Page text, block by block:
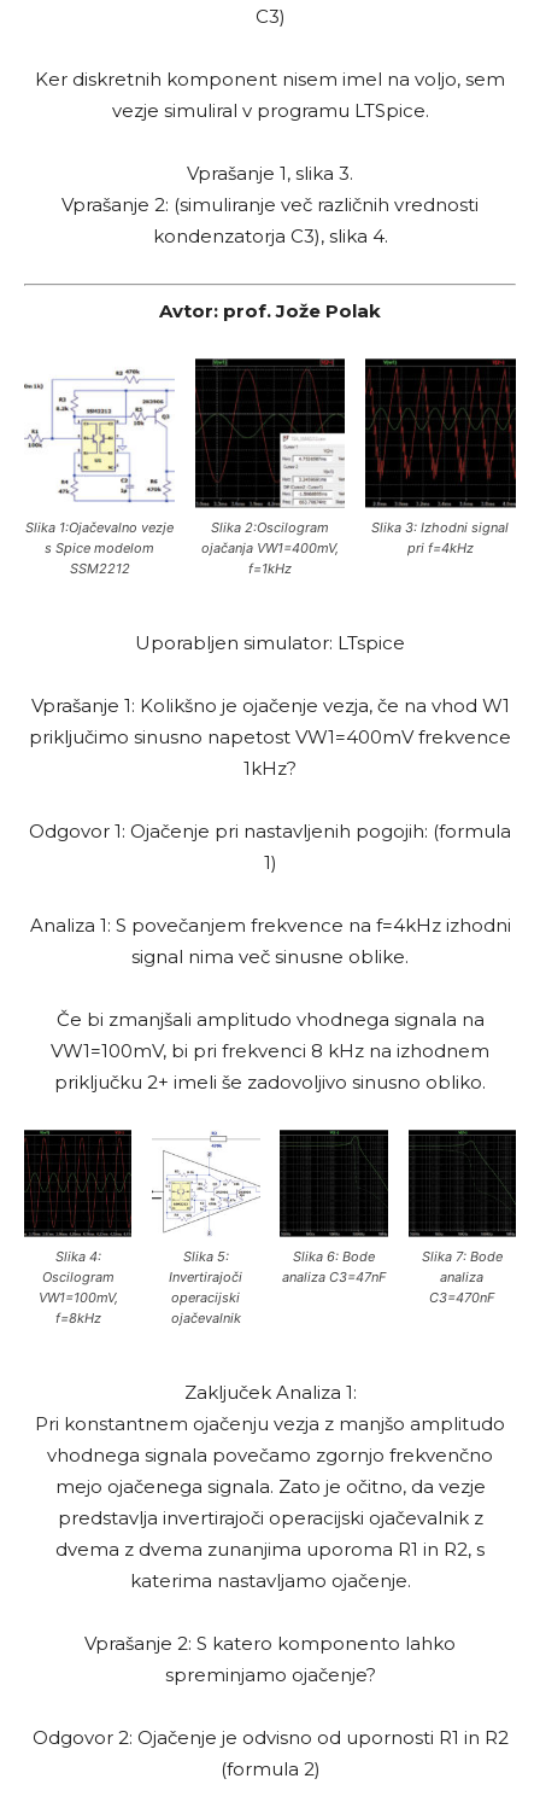
C3)
Ker diskretnih komponent nisem imel na voljo, sem
vezje simuliral v programu LTSpice.
Vprašanje 1, slika 3.
Vprašanje 2: (simuliranje več različnih vrednosti
kondenzatorja C3), slika 4.
Avtor: prof. Jože Polak
Slika 1:Ojačevalno vezje
s Spice modelom
SSM2212
Slika 2:Oscilogram
ojačanja VW1=400mV,
f=1kHz
Slika 3: Izhodni signal
pri f=4kHz
Uporabljen simulator: LTspice
Vprašanje 1: Kolikšno je ojačenje vezja, če na vhod W1
priključimo sinusno napetost VW1=400mV frekvence
1kHz?
Odgovor 1: Ojačenje pri nastavljenih pogojih: (formula
1)
Analiza 1: S povečanjem frekvence na f=4kHz izhodni
signal nima več sinusne oblike.
Če bi zmanjšali amplitudo vhodnega signala na
VW1=100mV, bi pri frekvenci 8 kHz na izhodnem
priključku 2+ imeli še zadovoljivo sinusno obliko.
Slika 4:
Oscilogram
VW1=100mV,
f=8kHz
Slika 5:
Invertirajoči
operacijski
ojačevalnik
Slika 6: Bode
analiza C3=47nF
Slika 7: Bode
analiza
C3=470nF
Zaključek Analiza 1:
Pri konstantnem ojačenju vezja z manjšo amplitudo
vhodnega signala povečamo zgornjo frekvenčno
mejo ojačenega signala. Zato je očitno, da vezje
predstavlja invertirajoči operacijski ojačevalnik z
dvema z dvema zunanjima uporoma R1 in R2, s
katerima nastavljamo ojačenje.
Vprašanje 2: S katero komponento lahko
spreminjamo ojačenje?
Odgovor 2: Ojačenje je odvisno od upornosti R1 in R2
(formula 2)